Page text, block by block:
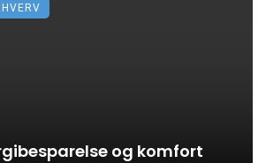
og komfort